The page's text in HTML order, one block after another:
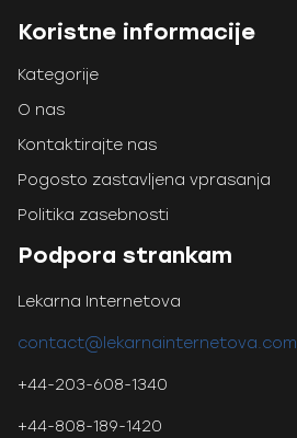
Koristne informacije
Kategorije
O nas
Kontaktirajte nas
Pogosto zastavljena vprasanja
Politika zasebnosti
Podpora strankam
Lekarna Internetova
contact@lekarnainternetova.com
+44-203-608-1340
+44-808-189-1420